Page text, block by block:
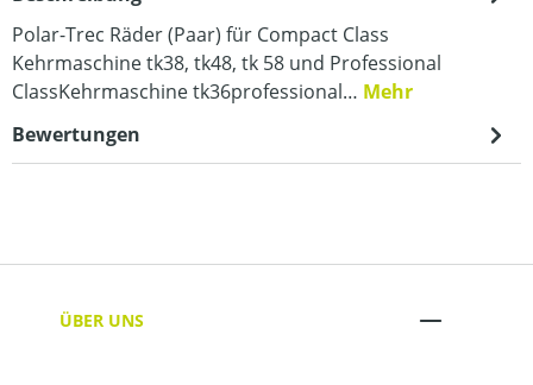
Polar-Trec Räder (Paar) für Compact Class
Kehrmaschine tk38, tk48, tk 58 und Professional
ClassKehrmaschine tk36professional… Mehr
Bewertungen
ÜBER UNS